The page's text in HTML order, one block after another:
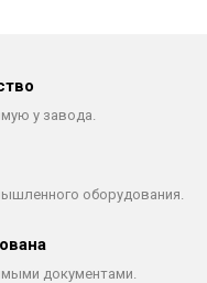
у завода.
оборудования.
документами.